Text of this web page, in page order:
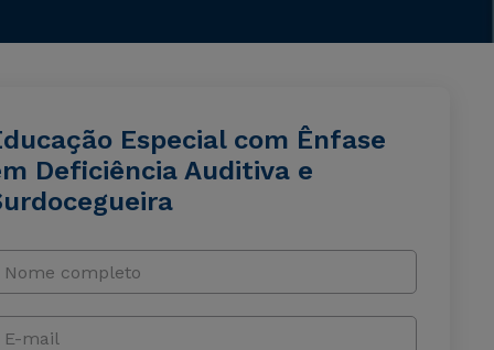
Especial com Ênfase
Deficiência Auditiva e
Nome completo
E-mail